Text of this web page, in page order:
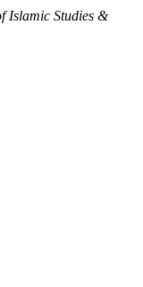
Islamic Studies &